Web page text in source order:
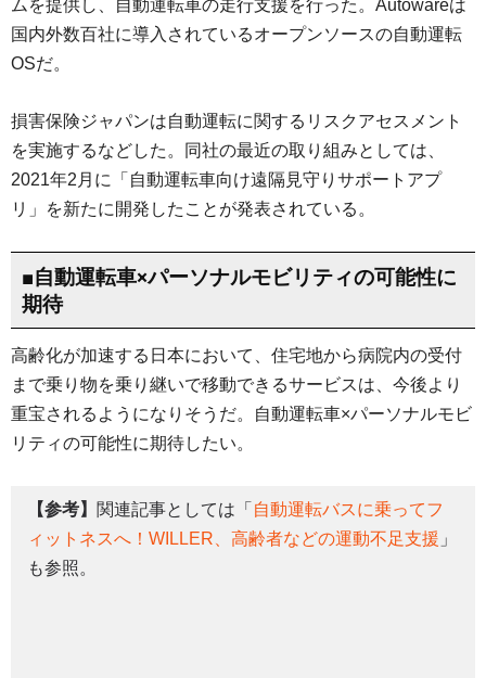
ムを提供し、自動運転車の走行支援を行った。Autowareは
国内外数百社に導入されているオープンソースの自動運転
OSだ。
損害保険ジャパンは自動運転に関するリスクアセスメント
を実施するなどした。同社の最近の取り組みとしては、
2021年2月に「自動運転車向け遠隔見守りサポートアプ
リ」を新たに開発したことが発表されている。
■自動運転車×パーソナルモビリティの可能性に
期待
高齢化が加速する日本において、住宅地から病院内の受付
まで乗り物を乗り継いで移動できるサービスは、今後より
重宝されるようになりそうだ。自動運転車×パーソナルモビ
リティの可能性に期待したい。
【参考】 関連記事としては「 自動運転バスに乗ってフ
ィットネスへ！WILLER、高齢者などの運動不足支援 」
も参照。